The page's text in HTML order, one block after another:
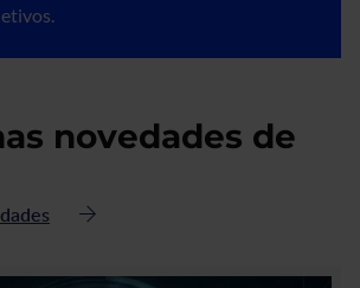
novedades de